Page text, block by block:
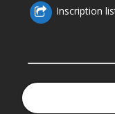
Inscription